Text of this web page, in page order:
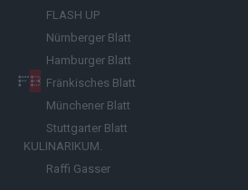
FLASH UP
Nürnberger Blatt
Hamburger Blatt
Fränkisches Blatt
Münchener Blatt
Stuttgarter Blatt
KULINARIKUM.
Raffi Gasser